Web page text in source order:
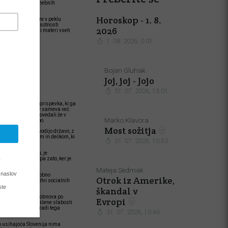
je ob podnebnih
se sočasno cvre v peklu
delo. Ob odsotnosti
odpovedi davčni materi vseh
tako nujne.
so si
predvidenega prispevka, ki ga
delavcev sameva več
demografi napovedali že v
oskrbo.
namesto njih vodijo državo, z
deklicam in dečkom, ki
njegovem čelu, je
na čelu. Pač pa zato, ker je
Podobno
neuskladitvi socialnih
in še česa je obnova po
za vse nakopičene slabosti
je in da si zaradi tega
usihajoča Slovenija nima
Horoskop - 1. 8.
2026
1. 08. 2026, 0:01
Bojan Gluhak
Joj, joj - Jojo
31. 07. 2026, 13:01
Marko Klavora
Most sožitja
31. 07. 2026, 10:50
Mateja Sedmak
Otrok iz Amerike,
škandal v
Evropi
31. 07. 2026, 10:46